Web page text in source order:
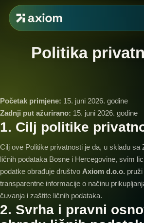
Politika
Početak primjene: 15. juni 2026. godine
Zadnji put ažurirano: 15. juni 2026. godine
1. Cilj politike
Cilj ove Politike privatnosti je da, u skladu sa
ličnih podataka Bosne i Hercegovine, svim
podatke obrađuje društvo Axiom d.o.o.
transparentne informacije o načinu
čuvanja i zaštite ličnih podataka.
2. Svrha i pravni